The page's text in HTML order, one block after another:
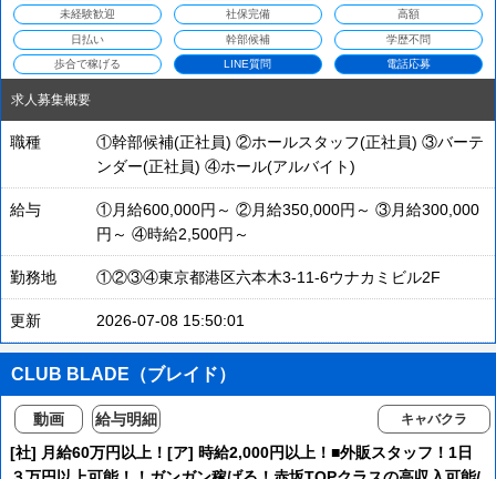
未経験歓迎 社保完備 高額
日払い 幹部候補 学歴不問
歩合で稼げる LINE質問 電話応募
求人募集概要
職種
①幹部候補(正社員) ②ホールスタッフ(正社員) ③バーテ
ンダー(正社員) ④ホール(アルバイト)
給与
①月給600,000円～ ②月給350,000円～ ③月給300,000
円～ ④時給2,500円～
勤務地 ①②③④東京都港区六本木3-11-6ウナカミビル2F
更新 2026-07-08 15:50:01
CLUB BLADE（ブレイド）
動画 給与明細 キャバクラ
[社] 月給60万円以上！[ア] 時給2,000円以上！■外販スタッフ！1日